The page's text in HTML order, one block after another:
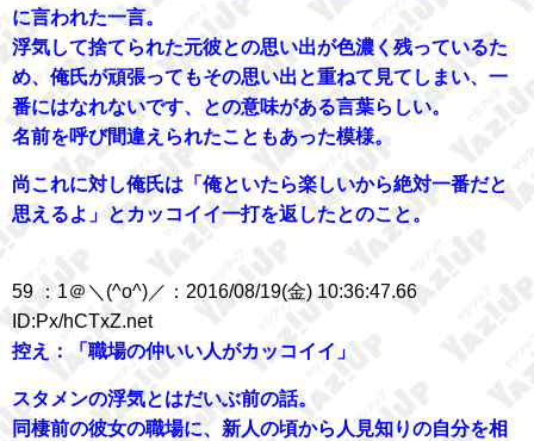
に言われた一言。
浮気して捨てられた元彼との思い出が色濃く残っているた
め、俺氏が頑張ってもその思い出と重ねて見てしまい、一
番にはなれないです、との意味がある言葉らしい。
名前を呼び間違えられたこともあった模様。
尚これに対し俺氏は「俺といたら楽しいから絶対一番だと
思えるよ」とカッコイイ一打を返したとのこと。
59 ：1＠＼(^o^)／：2016/08/19(金) 10:36:47.66
ID:Px/hCTxZ.net
控え：「職場の仲いい人がカッコイイ」
スタメンの浮気とはだいぶ前の話。
同棲前の彼女の職場に、新人の頃から人見知りの自分を相